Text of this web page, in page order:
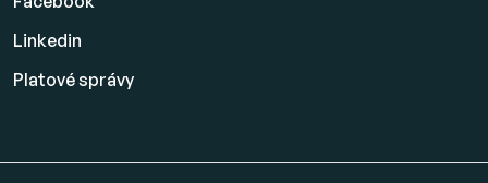
Linkedin
Platovésprávy